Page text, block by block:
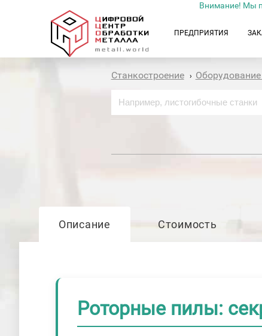
Внимание! Мы
ПРЕДПРИЯТИЯ
Станкостроение›
Описание Стоимость
Роторные пилы: